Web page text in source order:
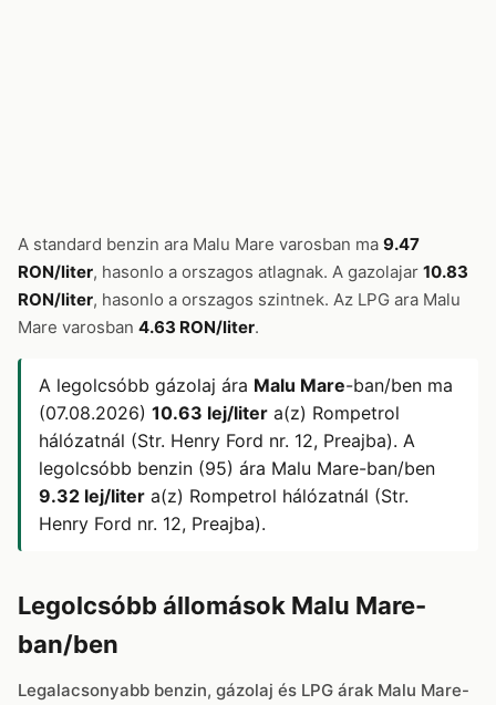
A standard benzin ara Malu Mare varosban ma 9.47
RON/liter, hasonlo a orszagos atlagnak. A gazolajar 10.83
RON/liter, hasonlo a orszagos szintnek. Az LPG ara Malu
Mare varosban 4.63 RON/liter.
A legolcsóbb gázolaj ára Malu Mare-ban/ben ma
(07.08.2026) 10.63 lej/liter a(z) Rompetrol
hálózatnál (Str. Henry Ford nr. 12, Preajba). A
legolcsóbb benzin (95) ára Malu Mare-ban/ben
9.32 lej/liter a(z) Rompetrol hálózatnál (Str.
Henry Ford nr. 12, Preajba).
Legolcsóbb állomások Malu Mare-
ban/ben
Legalacsonyabb benzin, gázolaj és LPG árak Malu Mare-